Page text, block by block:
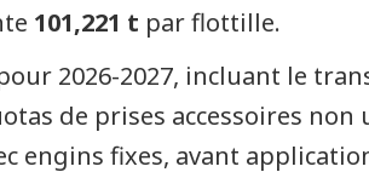
101,221 t par flottille.
2026-2027, incluant le
de prises accessoires
engins fixes, avant